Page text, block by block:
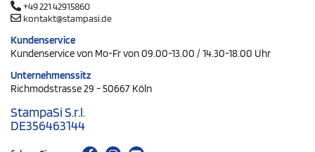
+49 221 42915860
kontakt@stampasi.de
Kundenservice
Kundenservice von Mo-Fr von 09.00-13.00 / 14.30-18.00 Uhr
Unternehmenssitz
Richmodstrasse 29 - 50667 Köln
StampaSi S.r.l.
DE356463144